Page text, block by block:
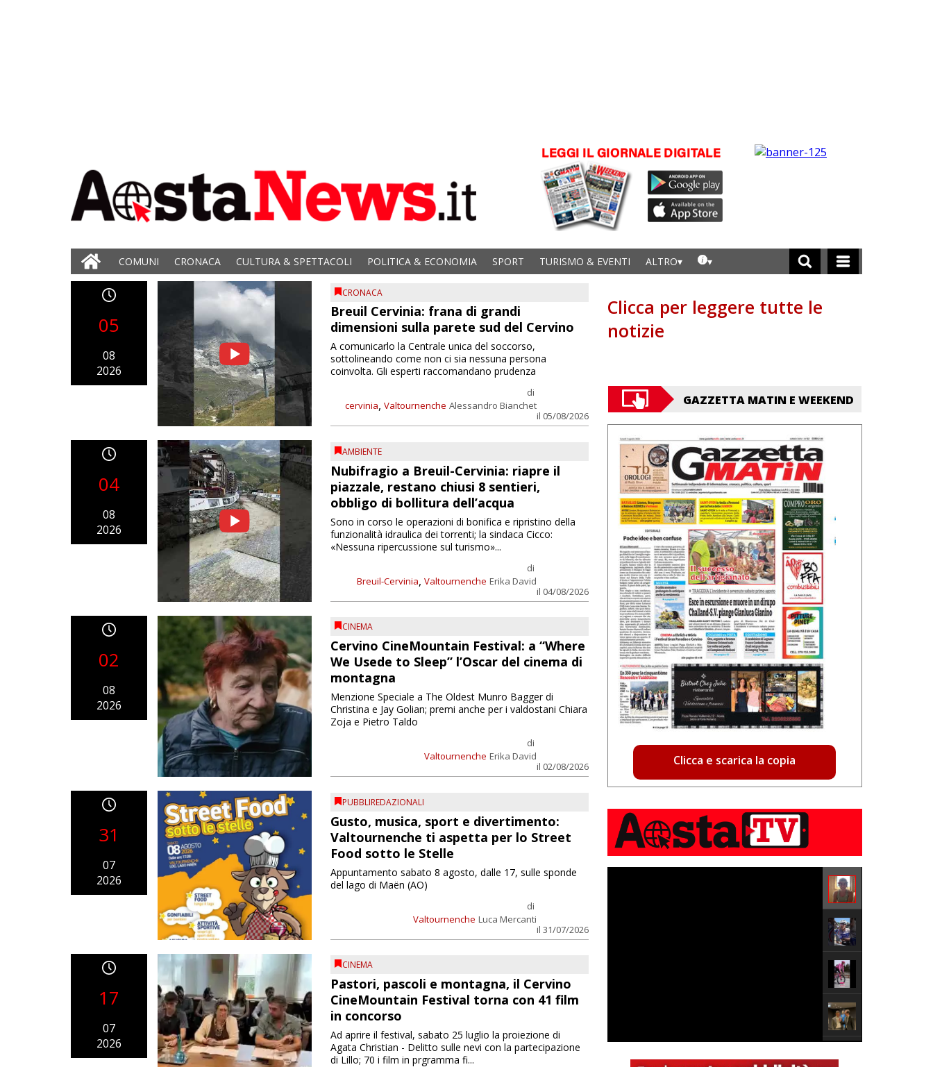
COMUNI CRONACA CULTURA & SPETTACOLI POLITICA & ECONOMIA SPORT TURISMO & EVENTI ALTRO
05
08
2026
CRONACA
Breuil Cervinia: frana di grandi
dimensioni sulla parete sud del Cervino
cervinia, Valtournenche
di
Alessandro Bianchet
il 05/08/2026
A comunicarlo la Centrale unica del soccorso,
sottolineando come non ci sia nessuna persona
coinvolta. Gli esperti raccomandano prudenza
04
08
2026
AMBIENTE
Nubifragio a Breuil-Cervinia: riapre il
piazzale, restano chiusi 8 sentieri,
obbligo di bollitura dell’acqua
Breuil-Cervinia, Valtournenche
di
Erika David
il 04/08/2026
Sono in corso le operazioni di bonifica e ripristino della
funzionalità idraulica dei torrenti; la sindaca Cicco:
«Nessuna ripercussione sul turismo»...
02
08
2026
CINEMA
Cervino CineMountain Festival: a “Where
We Usede to Sleep” l’Oscar del cinema di
montagna
Valtournenche
di
Erika David
il 02/08/2026
Menzione Speciale a The Oldest Munro Bagger di
Christina e Jay Golian; premi anche per i valdostani Chiara
Zoja e Pietro Taldo
31
07
2026
PUBBLIREDAZIONALI
Gusto, musica, sport e divertimento:
Valtournenche ti aspetta per lo Street
Food sotto le Stelle
Valtournenche
di
Luca Mercanti
il 31/07/2026
Appuntamento sabato 8 agosto, dalle 17, sulle sponde
del lago di Maën (AO)
17
07
2026
CINEMA
Pastori, pascoli e montagna, il Cervino
CineMountain Festival torna con 41 film
in concorso
Ad aprire il festival, sabato 25 luglio la proiezione di
Agata Christian - Delitto sulle nevi con la partecipazione
di Lillo; 70 i film in prgramma fi...
Clicca per leggere tutte le
notizie
GAZZETTA MATIN E WEEKEND
Clicca e scarica la copia